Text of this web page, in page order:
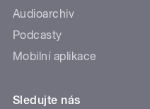
Audioarchiv
Podcasty
Mobilní aplikace
Sledujte nás